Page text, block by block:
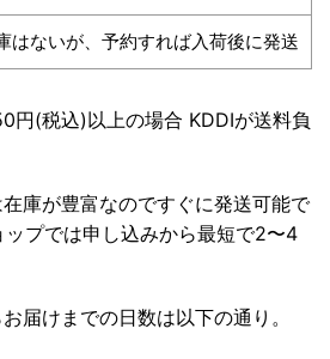
はないが、予約すれば入荷後に発送
円(税込)以上の場合 KDDIが送料負
庫が豊富なのですぐに発送可能で
プでは申し込みから最短で2〜4
届けまでの日数は以下の通り。